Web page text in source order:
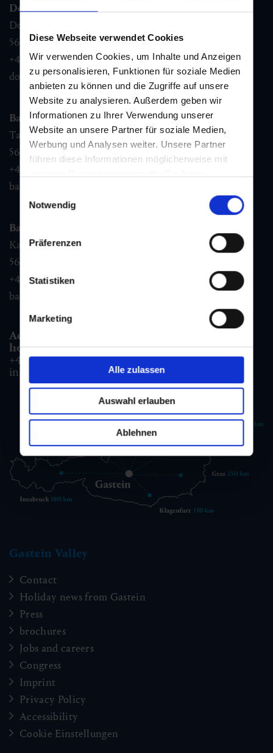
Diese Webseite verwendet Cookies
Wir verwenden Cookies, um Inhalte und Anzeigen
zu personalisieren, Funktionen für soziale Medien
anbieten zu können und die Zugriffe auf unsere
Website zu analysieren. Außerdem geben wir
Informationen zu Ihrer Verwendung unserer
Website an unsere Partner für soziale Medien,
Werbung und Analysen weiter. Unsere Partner
führen diese Informationen möglicherweise mit
Nutzung der Dienste gesammelt haben.
Notwendig
Präferenzen
Statistiken
Marketing
Alle zulassen
Auswahl erlauben
Ablehnen
Dorfgastein
Dorfstraße 1,
5632 Dorfgastein
+43 6432 3393 460
dorfgastein@gastein.com
Bad Hofgastein
Tauernplatz 1,
5630
Bad Hofgastein
+43 6432 3393 260
badhofgastein@gastein.com
Bad Gastein
Kaiser Franz Josefstr. 27,
5640
+43 6432 3393 560
badgastein@gastein.com
Accommodation information & Booking
hotline:
+43 6432 3393 990
info@gastein.com
Gastein Valley
Contact
Holiday news from Gastein
Press
brochures
Jobs and careers
Congress
Imprint
Privacy Policy
Accessibility
Cookie Einstellungen